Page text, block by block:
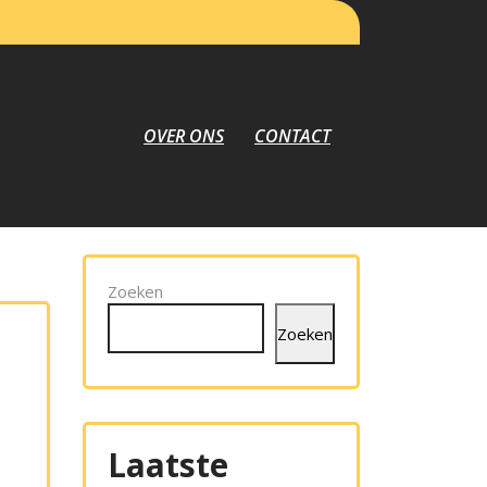
OVER ONS CONTACT
Zoeken
Zoeken
Laatste